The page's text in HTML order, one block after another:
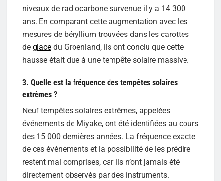
niveaux de radiocarbone survenue il y a 14 300
ans. En comparant cette augmentation avec les
mesures de béryllium trouvées dans les carottes
de glace du Groenland, ils ont conclu que cette
hausse était due à une tempête solaire massive.
3. Quelle est la fréquence des tempêtes solaires
extrêmes ?
Neuf tempêtes solaires extrêmes, appelées
événements de Miyake, ont été identifiées au cours
des 15 000 dernières années. La fréquence exacte
de ces événements et la possibilité de les prédire
restent mal comprises, car ils n’ont jamais été
directement observés par des instruments.